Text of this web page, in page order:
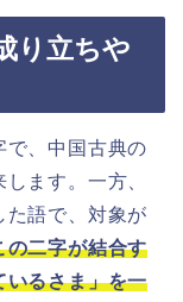
り立ちや
で、中国古典の
ます。一方、
た語で、対象が
の二字が結合す
いるさま」を一